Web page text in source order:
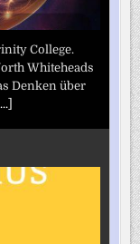
College.
Whiteheads
Denken über
[...]